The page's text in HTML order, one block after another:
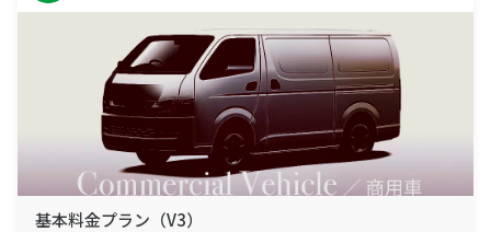
基本料金プラン（V3）